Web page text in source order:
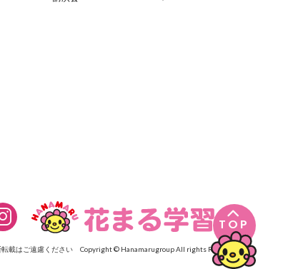
TOP
載はご遠慮ください Copyright © Hanamarugroup All rights Reserved.